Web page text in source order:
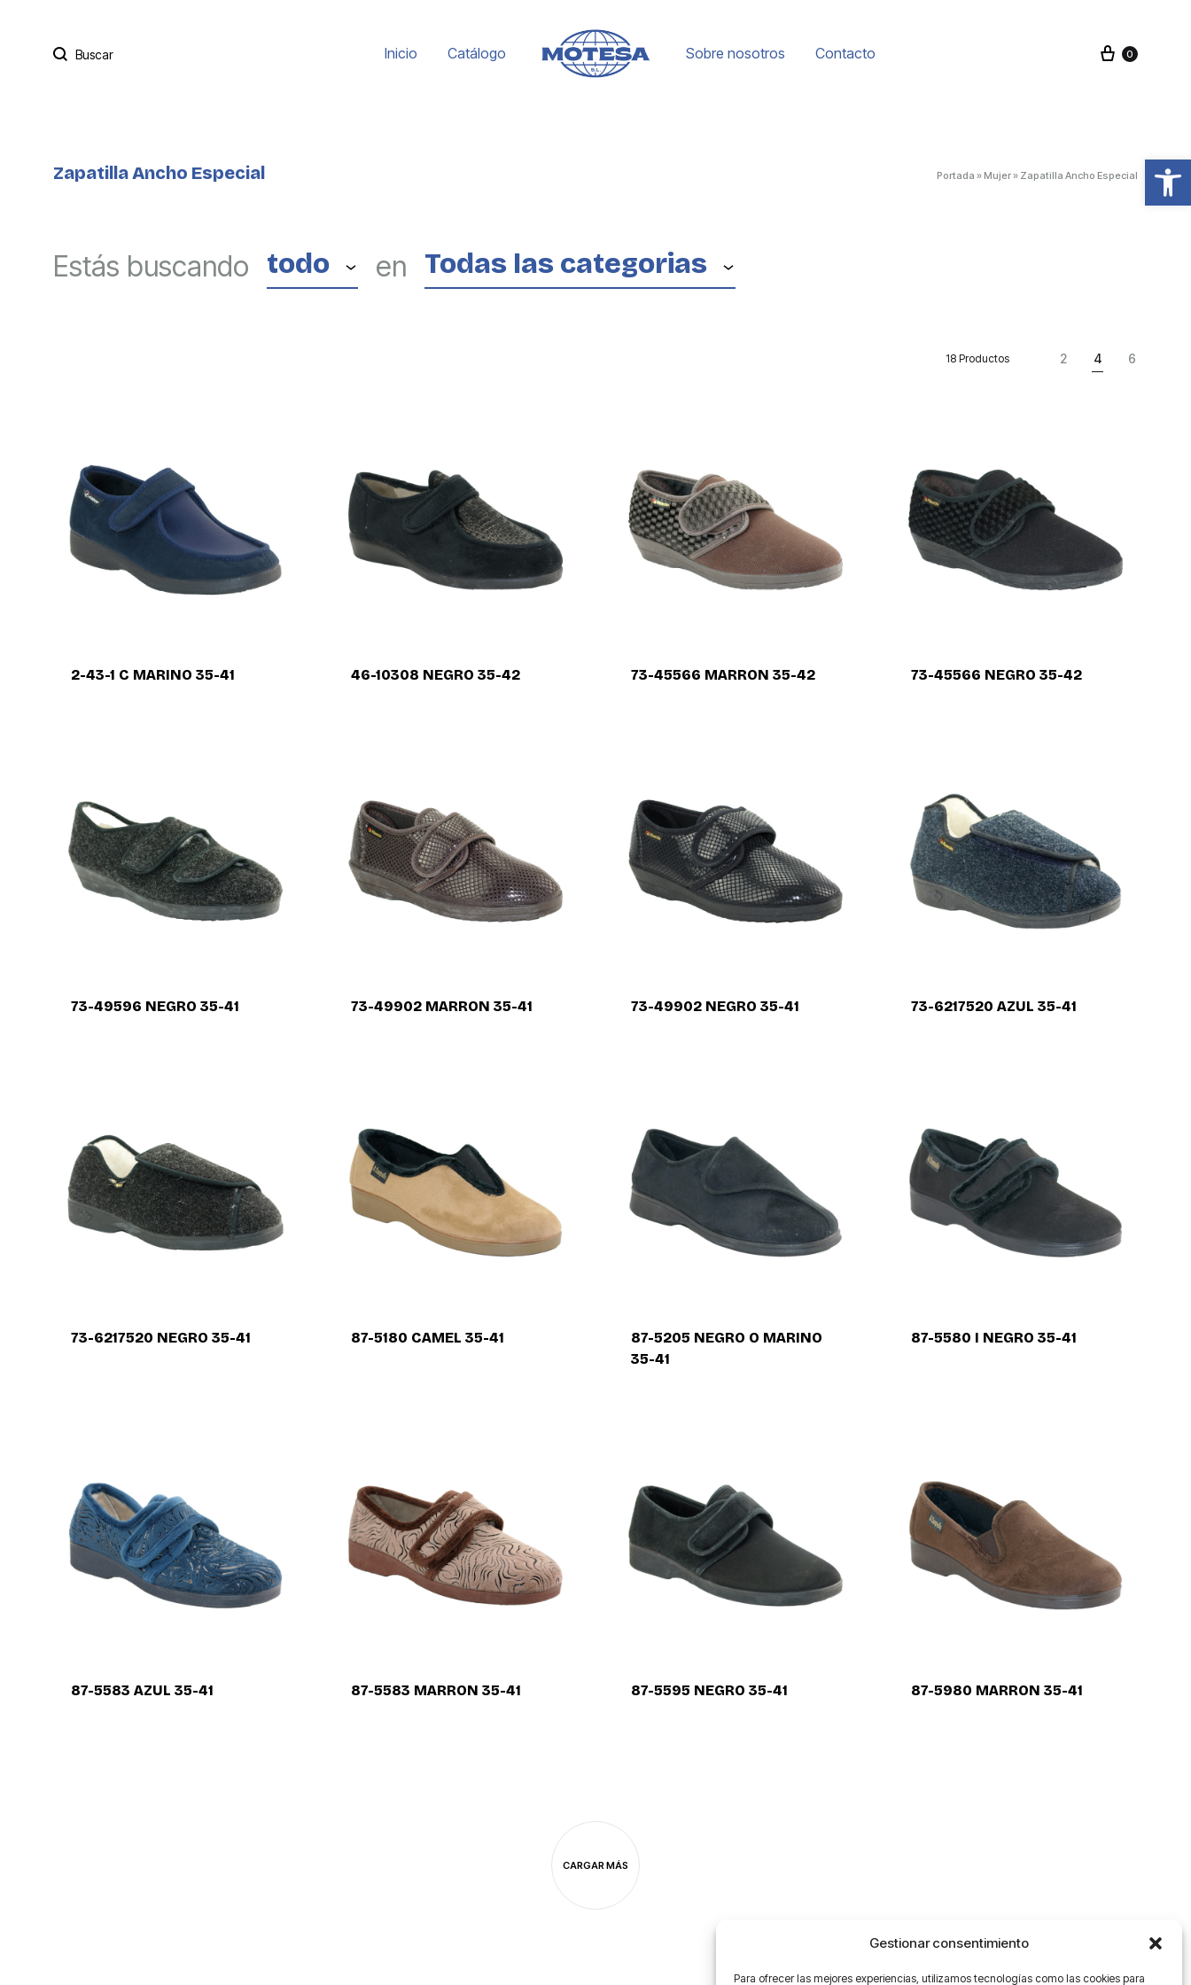
Abrir barra de herramientas
Gestionar consentimiento
Para ofrecer las mejores experiencias, utilizamos tecnologías como las cookies para
Buscar Inicio Catálogo
años
nacional.
Sobre nosotros Contacto Carrito
0
Zapatilla Ancho Especial Portada » Mujer» Zapatilla Ancho Especial
Estás buscando todo en Todas las categorias
2 4 6
18 Productos
2-43-1 C MARINO 35-41 46-10308 NEGRO 35-42 73-45566 MARRON 35-42 73-45566 NEGRO 35-42
73-49596 NEGRO 35-41 73-49902 MARRON 35-41 73-49902 NEGRO 35-41 73-6217520 AZUL 35-41
73-6217520 NEGRO 35-41 87-5180 CAMEL 35-41
87-5205 NEGRO O MARINO
35-41
87-5580 I NEGRO 35-41
87-5583 AZUL 35-41 87-5583 MARRON 35-41 87-5595 NEGRO 35-41 87-5980 MARRON 35-41
CARGAR MÁS